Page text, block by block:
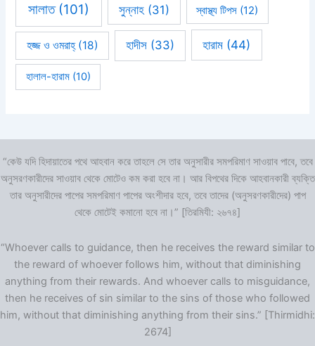
সালাত(101) সুন্নাহ (31) স্বাস্থ্য টিপস (12)
হজ্জ ও ওমরাহ্‌(18) হাদীস(33) হারাম (44)
হালাল-হারাম(10)
“কেউ যদি হিদায়াতের পথে আহবান করে তাহলে সে তার অনুসারীর সমপরিমাণ সাওয়াব পাবে, তবে
অনুসরণকারীদের সাওয়াব থেকে মোটেও কম করা হবে না। আর বিপথের দিকে আহবানকারী ব্যক্তি
তার অনুসারীদের পাপের সমপরিমাণ পাপের অংশীদার হবে, তবে তাদের (অনুসরণকারীদের) পাপ
থেকে মোটেই কমানো হবে না।” [তিরমিযী: ২৬৭৪]
“Whoever calls to guidance, then he receives the reward similar to
the reward of whoever follows him, without that diminishing
anything from their rewards. And whoever calls to misguidance,
then he receives of sin similar to the sins of those who followed
him, without that diminishing anything from their sins.” [Thirmidhi:
2674]